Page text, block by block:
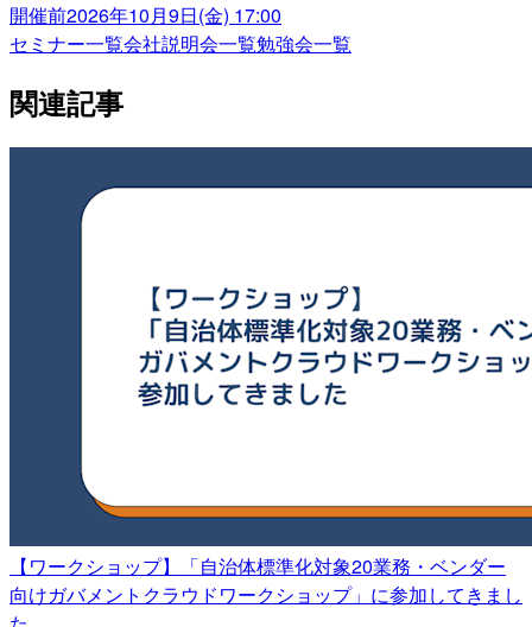
開催前2026年10月9日(金) 17:00
セミナー一覧会社説明会一覧勉強会一覧
関連記事
【ワークショップ】「自治体標準化対象20業務・ベンダー
向けガバメントクラウドワークショップ」に参加してきまし